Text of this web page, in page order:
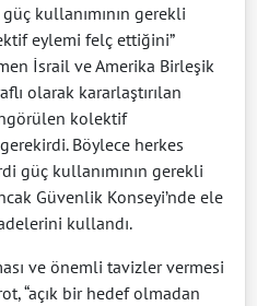
kullanımının gerekli
eylemi felç ettiğini”
İsrail ve Amerika Birleşik
olarak kararlaştırılan
kolektif
Böylece herkes
güç kullanımının gerekli
Güvenlik Konseyi’nde ele
kullandı.
ve önemli tavizler vermesi
“açık bir hedef olmadan